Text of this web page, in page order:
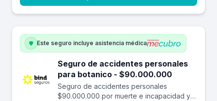
Este seguro incluye asistencia médica
Seguro de accidentes personales
para botanico - $90.000.000
Seguro de accidentes personales
$90.000.000 por muerte e incapacidad y